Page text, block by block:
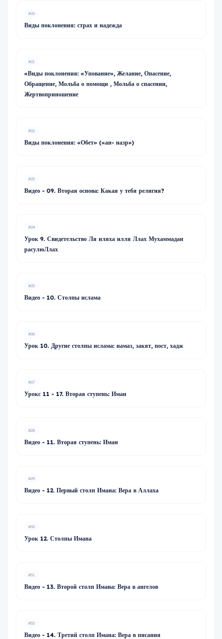
#20
Виды поклонения: страх и надежда
#21
«Виды поклонения: «Упование», Желание, Опасение,
Обращение, Мольба о помощи , Мольба о спасении,
Жертвоприношение
#22
Виды поклонения: «Обет» («ан- назр»)
#23
Видео - 09. Вторая основа: Какая у тебя религия?
#24
Урок 9. Свидетельство Ля иляха илля Ллах Мухаммадан
расулюЛлах
#25
Видео - 10. Столпы ислама
#26
Урок 10. Другие столпы ислама: намаз, закят, пост, хадж
#27
Урокс 11 - 17. Вторая ступень: Иман
#28
Видео - 11. Вторая ступень: Иман
#29
Видео - 12. Первый столп Имана: Вера в Аллаха
#30
Урок 12. Столпы Имана
#31
Видео - 13. Второй столп Имана: Вера в ангелов
#32
Видео - 14. Третий столп Имана: Вера в писания